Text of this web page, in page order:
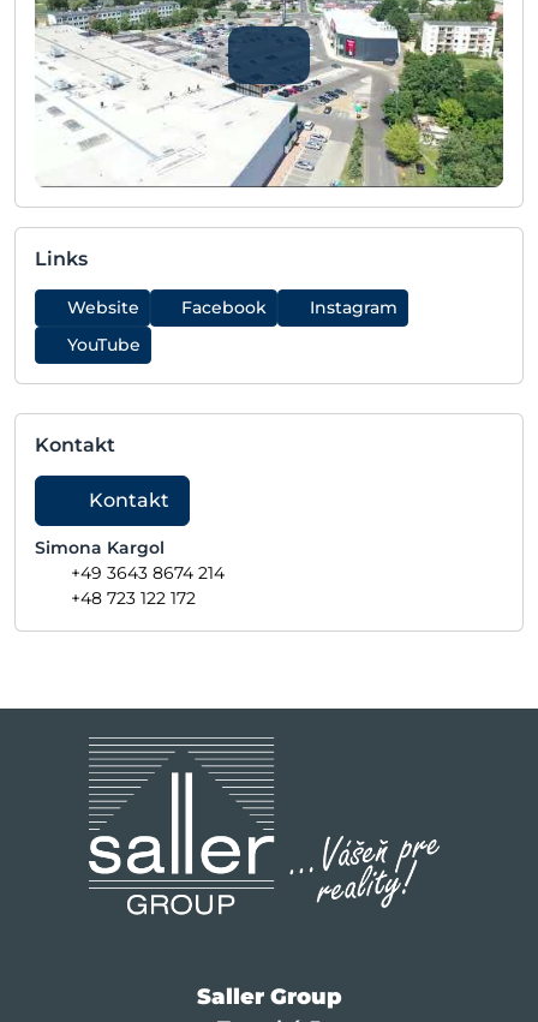
Links
Website Facebook
Instagram
YouTube
Kontakt
Kontakt
Simona Kargol
+49 3643 8674 214
+48 723 122 172
Saller Group